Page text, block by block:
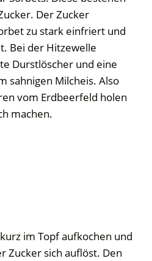
Der Zucker
zu stark einfriert und
Bei der Hitzewelle
Durstlöscher und eine
sahnigen Milcheis. Also
vom Erdbeerfeld holen
machen.
im Topf aufkochen und
Zucker sich auflöst. Den